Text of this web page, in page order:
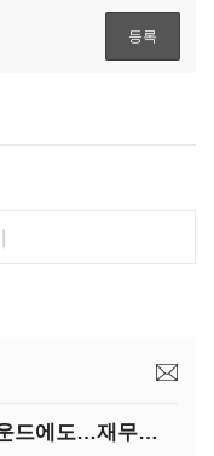
[IB토마토]넥센타이어, 턴어라운드에도…재무건전성 '적신호'